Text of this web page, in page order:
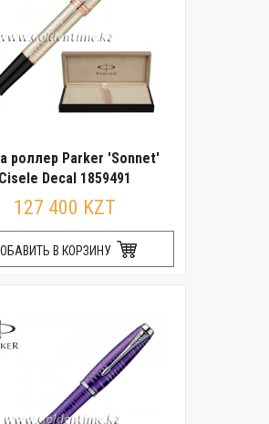
роллер Parker 'Sonnet'
Cisele Decal 1859491
127 400 KZT
В КОРЗИНУ